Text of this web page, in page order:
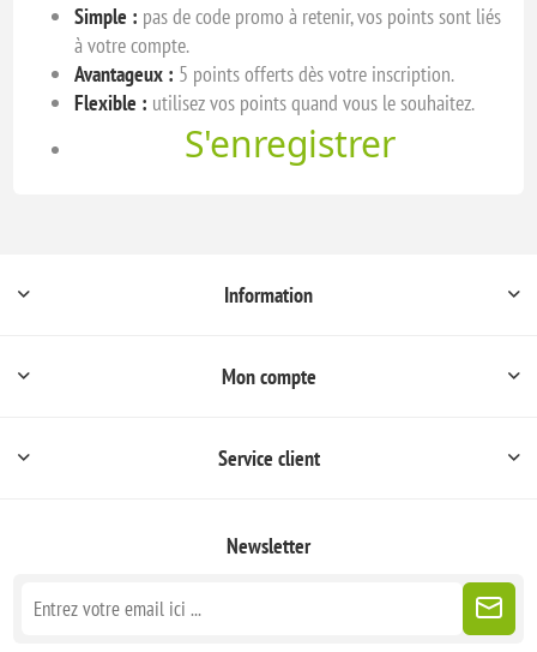
Simple : pas de code promo à retenir, vos points sont liés
à votre compte.
Avantageux : 5 points offerts dès votre inscription.
Flexible : utilisez vos points quand vous le souhaitez.
S'enregistrer
Information
Mon compte
Service client
Newsletter